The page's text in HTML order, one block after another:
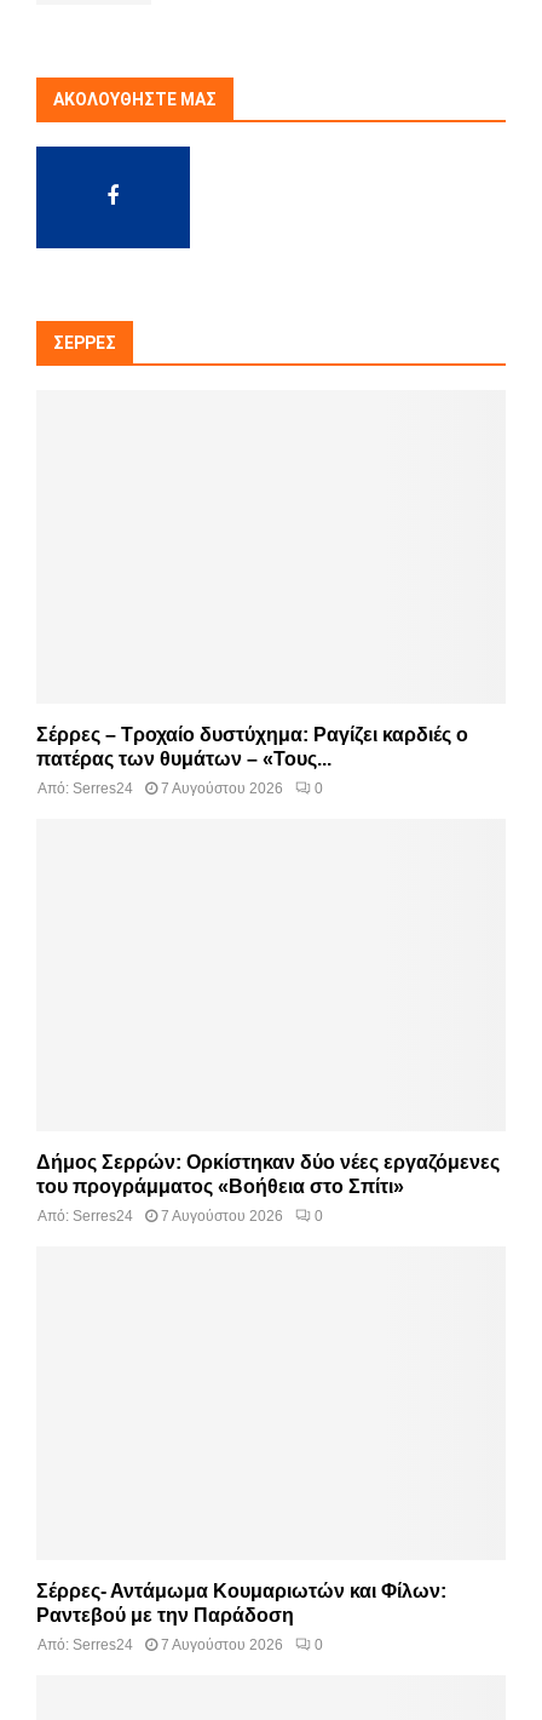
ΑΚΟΛΟΥΘΉΣΤΕ ΜΑΣ
ΣΈΡΡΕΣ
Σέρρες – Τροχαίο δυστύχημα: Ραγίζει καρδιές ο
πατέρας των θυμάτων – «Τους...
Από: Serres24 7 Αυγούστου 2026 0
Δήμος Σερρών: Ορκίστηκαν δύο νέες εργαζόμενες
του προγράμματος «Βοήθεια στο Σπίτι»
Από: Serres24 7 Αυγούστου 2026 0
Σέρρες- Αντάμωμα Κουμαριωτών και Φίλων:
Ραντεβού με την Παράδοση
Από: Serres24 7 Αυγούστου 2026 0